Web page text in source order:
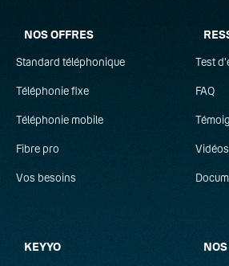
NOS OFFRES
Standard téléphonique
Téléphonie fixe
Téléphonie mobile
Fibre pro
Vos besoins
Test
FAQ
KEYYO